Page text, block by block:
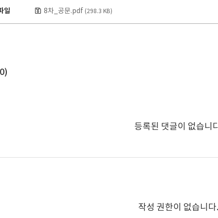
일 8차_공문.pdf (298.3 KB)
0)
등록된 댓글이 없습니
작성 권한이 없습니다.